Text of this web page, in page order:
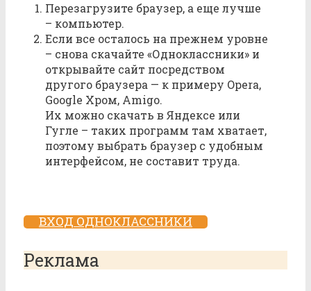
Перезагрузите браузер, а еще лучше
– компьютер.
Если все осталось на прежнем уровне
– снова скачайте «Одноклассники» и
открывайте сайт посредством
другого браузера — к примеру Opera,
Google Хром, Amigo.
Их можно скачать в Яндексе или
Гугле – таких программ там хватает,
поэтому выбрать браузер с удобным
интерфейсом, не составит труда.
ВХОД ОДНОКЛАССНИКИ
Реклама